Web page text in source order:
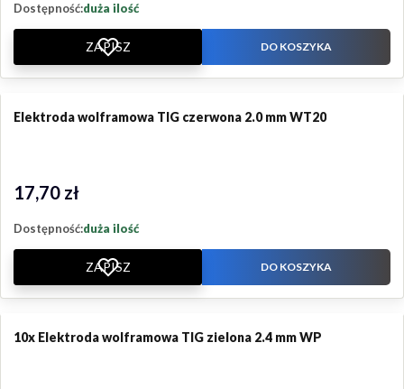
Dostępność:duża ilość
ZAPISZ DO KOSZYKA
Elektroda wolframowa TIG czerwona 2.0 mm WT20
Cena
17,70 zł
Dostępność:duża ilość
ZAPISZ DO KOSZYKA
10x Elektroda wolframowa TIG zielona 2.4 mm WP